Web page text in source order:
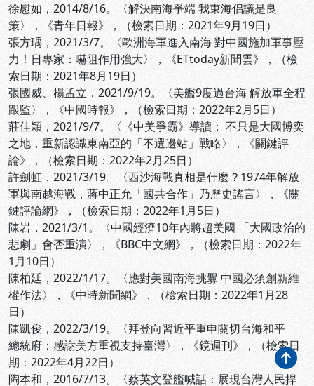
徐慰如，2014/8/16。〈解決南海爭端 我東海倡議是良
策〉，《青年日報》，
（檢索日期：2021年9月19日）
張方瑀，2021/3/7。〈歐洲海軍進入南海 對中國施加軍事壓
力！日專家：嚇阻作用強大〉，《ETtoday新聞雲》，
（檢
索日期：2021年8月19日）
張國威、楊孟立，2021/9/19。〈美艦9度過台海 解放軍全程
跟監〉，《中國時報》，
（檢索日期：2022年2月5日）
莊佳穎，2021/9/7。〈《中美爭霸》導讀： 不只是大國博奕
之地，重新認識東南亞的「不選邊站」戰略〉，《關鍵評
論》，
（檢索日期：2022年2月25日）
許劍虹，2021/3/19。〈西沙海戰真相是什麼？1974年解放
軍與南越海戰，蔣中正允「國共合作」乃歷史謠言〉，《關
鍵評論網》，
（檢索日期：2022年1月5日）
陳岩，2021/3/1。〈中國經濟10年內將超美國 「大國政治的
悲劇」會否重演〉，《BBC中文網》，
（檢索日期：2022年
1月10日）
陳柏廷，2022/1/17。〈應對美國南海挑釁 中國必須創新維
權作法〉，《中時新聞網》，
（檢索日期：2022年1月28
日）
陳凱俊，2022/3/19。〈拜登向習近平重申關切台海和平
總統府：感謝美方重視支持臺灣〉，《鏡週刊》，
（檢索日
期：2022年4月22日）
陶本和，2016/7/13。〈蔡英文登艦喊話：展現台灣人民捍